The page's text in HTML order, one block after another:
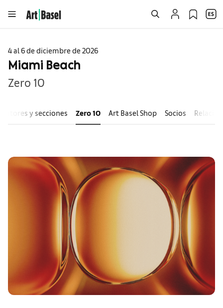
4 al 6 de diciembre de 2026
Miami Beach
Zero 10
y secciones Zero 10 Art Basel Shop Socios